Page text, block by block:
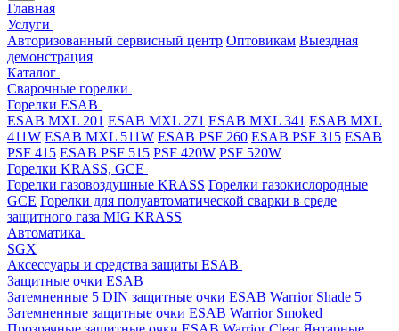
Главная
Услуги
Авторизованный сервисный центр Оптовикам Выездная
демонстрация
Каталог
Cварочные горелки
Горелки ESAB
ESAB MXL 201 ESAB MXL 271 ESAB MXL 341 ESAB MXL
411W ESAB MXL 511W ESAB PSF 260 ESAB PSF 315 ESAB
PSF 415 ESAB PSF 515 PSF 420W PSF 520W
Горелки KRASS, GCE
Горелки газовоздушные KRASS Горелки газокислородные
GCE Горелки для полуавтоматической сварки в среде
защитного газа MIG KRASS
Автоматика
SGX
Аксессуары и средства защиты ESAB
Защитные очки ESAB
Затемненные 5 DIN защитные очки ESAB Warrior Shade 5
Затемненные защитные очки ESAB Warrior Smoked